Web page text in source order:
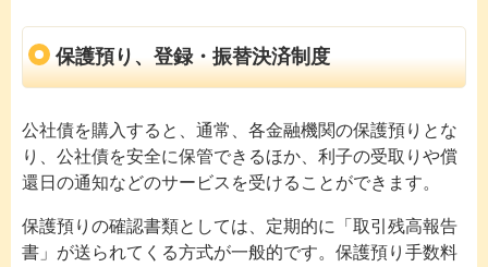
保護預り、登録・振替決済制度
公社債を購入すると、通常、各金融機関の保護預りとな
り、公社債を安全に保管できるほか、利子の受取りや償
還日の通知などのサービスを受けることができます。
保護預りの確認書類としては、定期的に「取引残高報告
書」が送られてくる方式が一般的です。保護預り手数料